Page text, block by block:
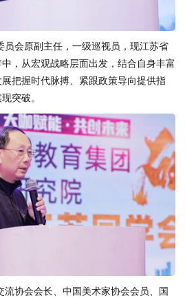
员会原副主任，一级巡视员，现江苏省
，从宏观战略层面出发，结合自身丰富
把握时代脉搏、紧跟政策导向提供指
突破。
流协会会长、中国美术家协会会员、国